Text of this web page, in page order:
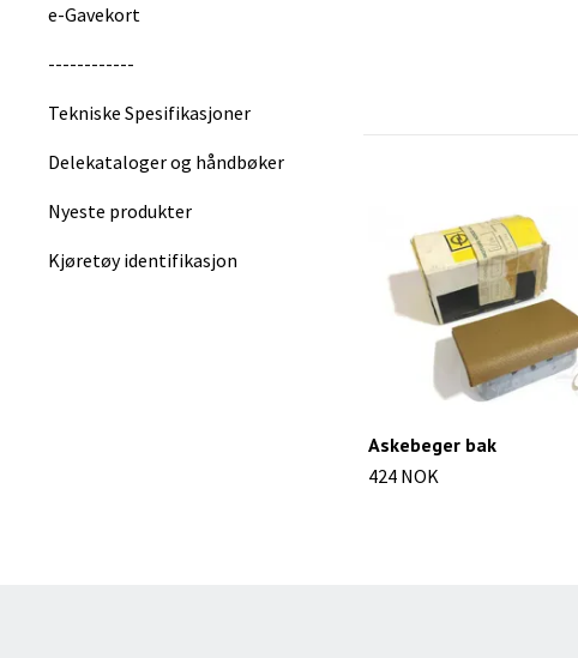
e-Gavekort
------------
Tekniske Spesifikasjoner
Delekataloger og håndbøker
Nyeste produkter
Kjøretøy identifikasjon
Askebeger bak
424 NOK